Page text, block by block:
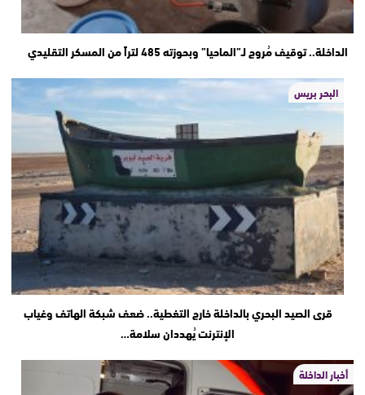
الداخلة.. توقيف مُروج لـ”الماحيا” وبحوزته 485 لتراً من المسكر التقليدي
البحر بريس
قرى الصيد البحري بالداخلة خارج التغطية.. ضعف شبكة الهاتف وغياب
الإنترنت يُهددان سلامة…
أخبار الداخلة